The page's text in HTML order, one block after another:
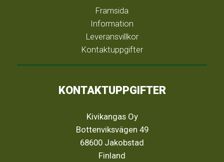
Framsida
Information
Leveransvillkor
Kontaktuppgifter
KONTAKTUPPGIFTER
Kivikangas Oy
Bottenviksvägen 49
68600 Jakobstad
Finland